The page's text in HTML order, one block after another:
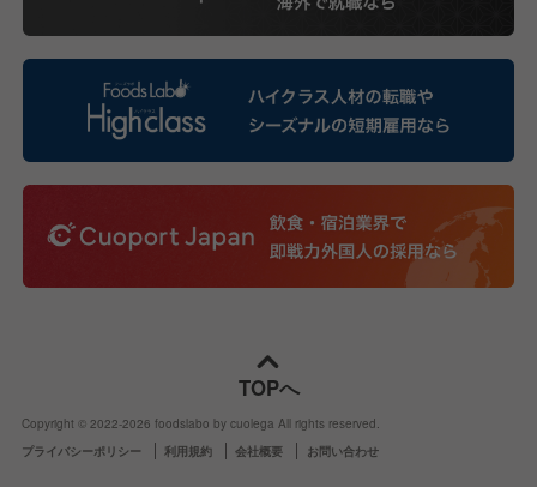
TOPへ
Copyright © 2022-2026 foodslabo by cuolega All rights reserved.
プライバシーポリシー
利用規約 会社概要 お問い合わせ